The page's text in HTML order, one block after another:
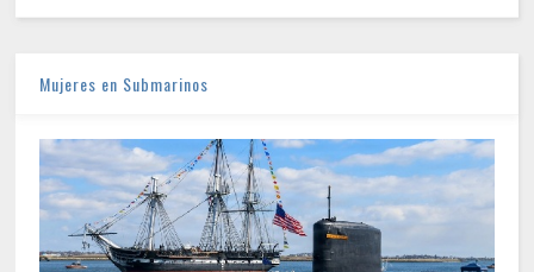
Mujeres en Submarinos